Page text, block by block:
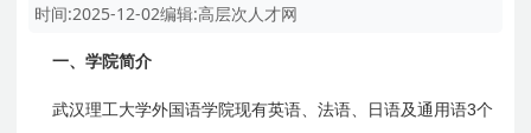
时间:2025-12-02编辑:高层次人才网
一、学院简介
武汉理工大学外国语学院现有英语、法语、日语及通用语3个